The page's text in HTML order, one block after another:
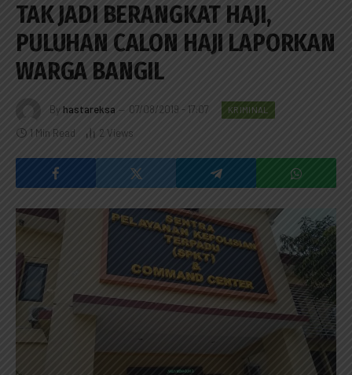
TAK JADI BERANGKAT HAJI,
PULUHAN CALON HAJI LAPORKAN
WARGA BANGIL
By hastareksa 07/08/2019 - 17:07 KRIMINAL
1 Min Read 2 Views